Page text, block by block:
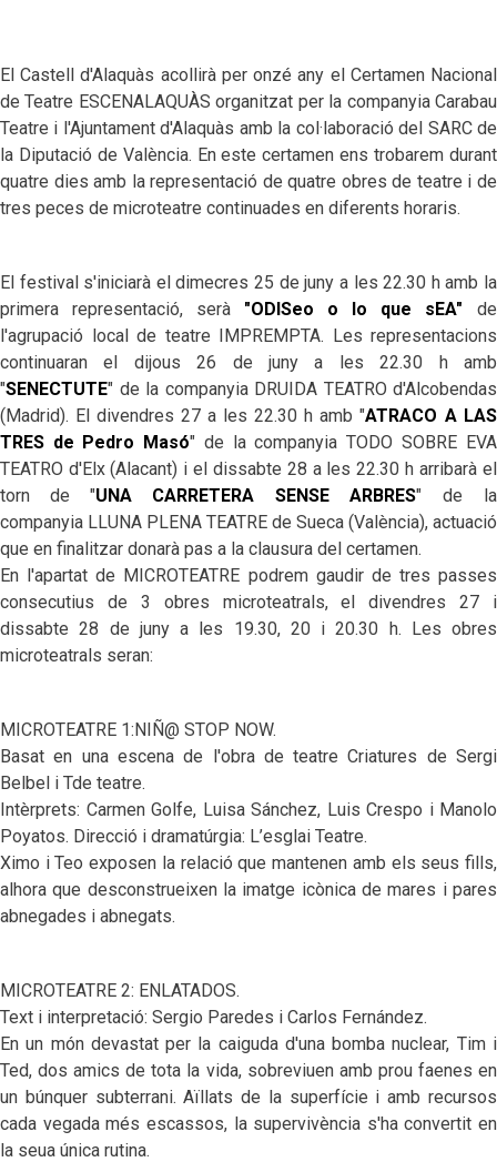
El Castell d'Alaquàs acollirà per onzé any el Certamen Nacional
de Teatre ESCENALAQUÀS organitzat per la companyia Carabau
Teatre i l'Ajuntament d'Alaquàs amb la col·laboració del SARC de
la Diputació de València. En este certamen ens trobarem durant
quatre dies amb la representació de quatre obres de teatre i de
tres peces de microteatre continuades en diferents horaris.
El festival s'iniciarà el dimecres 25 de juny a les 22.30 h amb la
primera representació, serà "ODISeo o lo que sEA" de
l'agrupació local de teatre IMPREMPTA. Les representacions
continuaran el dijous 26 de juny a les 22.30 h amb
"SENECTUTE" de la companyia DRUIDA TEATRO d'Alcobendas
(Madrid). El divendres 27 a les 22.30 h amb "ATRACO A LAS
TRES de Pedro Masó" de la companyia TODO SOBRE EVA
TEATRO d'Elx (Alacant) i el dissabte 28 a les 22.30 h arribarà el
torn de "UNA CARRETERA SENSE ARBRES" de la
companyia LLUNA PLENA TEATRE de Sueca (València), actuació
que en finalitzar donarà pas a la clausura del certamen.
En l'apartat de MICROTEATRE podrem gaudir de tres passes
consecutius de 3 obres microteatrals, el divendres 27 i
dissabte 28 de juny a les 19.30, 20 i 20.30 h. Les obres
microteatrals seran:
MICROTEATRE 1:NIÑ@ STOP NOW.
Basat en una escena de l'obra de teatre Criatures de Sergi
Belbel i Tde teatre.
Intèrprets: Carmen Golfe, Luisa Sánchez, Luis Crespo i Manolo
Poyatos. Direcció i dramatúrgia: L’esglai Teatre.
Ximo i Teo exposen la relació que mantenen amb els seus fills,
alhora que desconstrueixen la imatge icònica de mares i pares
abnegades i abnegats.
MICROTEATRE 2: ENLATADOS.
Text i interpretació: Sergio Paredes i Carlos Fernández.
En un món devastat per la caiguda d'una bomba nuclear, Tim i
Ted, dos amics de tota la vida, sobreviuen amb prou faenes en
un búnquer subterrani. Aïllats de la superfície i amb recursos
cada vegada més escassos, la supervivència s'ha convertit en
la seua única rutina.